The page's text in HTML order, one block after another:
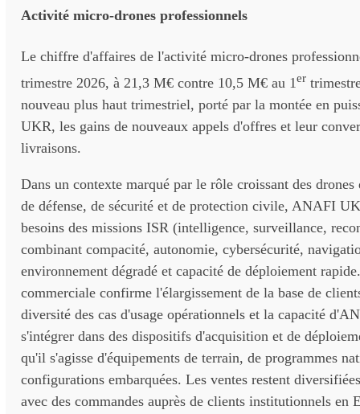
Activité micro-drones professionnels
Le chiffre d'affaires de l'activité micro-drones
trimestre 2026, à 21,3 M€ contre 10,5 M€ au 1er
nouveau plus haut trimestriel, porté par la montée en
UKR, les gains de nouveaux appels d'offres et leur
livraisons.
Dans un contexte marqué par le rôle croissant des drones
de défense, de sécurité et de protection civile, ANAFI
besoins des missions ISR (intelligence, surveillance,
combinant compacité, autonomie, cybersécurité,
environnement dégradé et capacité de déploiement
commerciale confirme l'élargissement de la base de
diversité des cas d'usage opérationnels et la capacité
s'intégrer dans des dispositifs d'acquisition et de
qu'il s'agisse d'équipements de terrain, de programmes
configurations embarquées. Les ventes restent
avec des commandes auprès de clients institutionnels en